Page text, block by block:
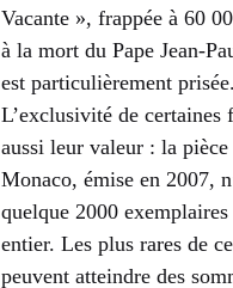
Vacante », frappée à 60
à la mort du Pape Jean-
est particulièrement prisée.
L’exclusivité de certaines
aussi leur valeur : la
Monaco, émise en 2007,
quelque 2000
entier. Les plus rares de
peuvent atteindre des